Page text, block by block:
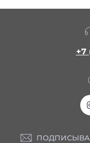
+7